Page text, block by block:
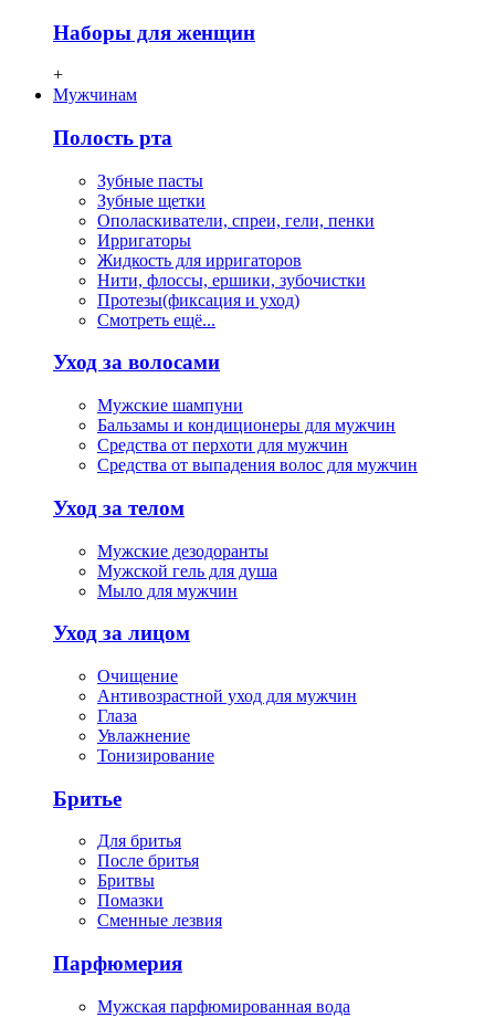
Наборы для женщин
+
Мужчинам
Полость рта
Зубные пасты
Зубные щетки
Ополаскиватели, спреи, гели, пенки
Ирригаторы
Жидкость для ирригаторов
Нити, флосcы, ершики, зубочистки
Протезы(фиксация и уход)
Смотреть ещё...
Уход за волосами
Мужские шампуни
Бальзамы и кондиционеры для мужчин
Средства от перхоти для мужчин
Средства от выпадения волос для мужчин
Уход за телом
Мужские дезодоранты
Мужской гель для душа
Мыло для мужчин
Уход за лицом
Очищение
Антивозрастной уход для мужчин
Глаза
Увлажнение
Тонизирование
Бритье
Для бритья
После бритья
Бритвы
Помазки
Сменные лезвия
Парфюмерия
Мужская парфюмированная вода